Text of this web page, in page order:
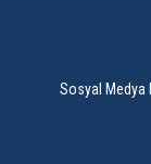
Sosyal Medya